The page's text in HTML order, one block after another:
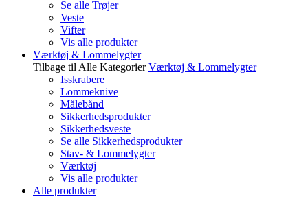
Se alle Trøjer
Veste
Vifter
Vis alle produkter
Værktøj & Lommelygter
Tilbage til Alle Kategorier Værktøj & Lommelygter
Isskrabere
Lommeknive
Målebånd
Sikkerhedsprodukter
Sikkerhedsveste
Se alle Sikkerhedsprodukter
Stav- & Lommelygter
Værktøj
Vis alle produkter
Alle produkter